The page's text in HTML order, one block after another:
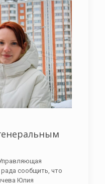
сообщить, что
Юлия